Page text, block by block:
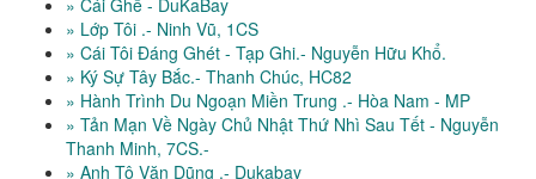
» Cái Ghế - DuKaBay
» Lớp Tôi .- Ninh Vũ, 1CS
» Cái Tôi Đáng Ghét - Tạp Ghi.- Nguyễn Hữu Khổ.
» Ký Sự Tây Bắc.- Thanh Chúc, HC82
» Hành Trình Du Ngoạn Miền Trung .- Hòa Nam - MP
» Tản Mạn Về Ngày Chủ Nhật Thứ Nhì Sau Tết - Nguyễn
Thanh Minh, 7CS.-
» Anh Tô Văn Dũng .- Dukabay